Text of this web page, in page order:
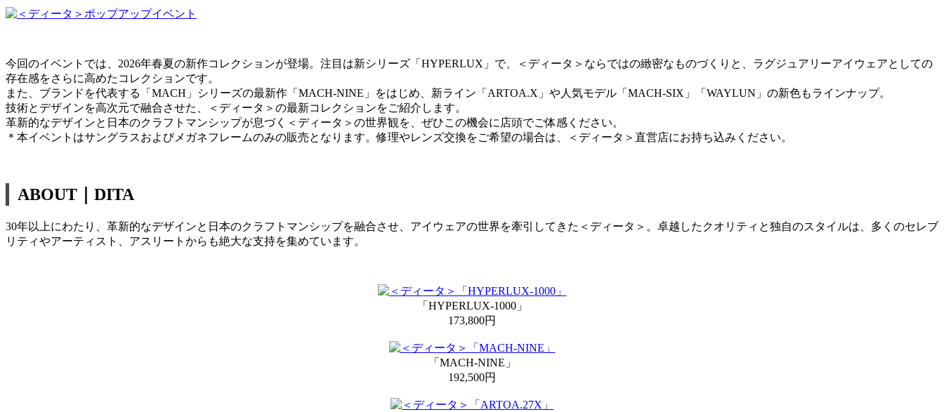
今回のイベントでは、2026年春夏の新作コレクションが登場。注目は新シリーズ「HYPERLUX」で、＜ディータ＞ならではの緻密なものづくりと、ラグジュアリーアイウェアとしての
存在感をさらに高めたコレクションです。
また、ブランドを代表する「MACH」シリーズの最新作「MACH-NINE」をはじめ、新ライン「ARTOA.X」や人気モデル「MACH-SIX」「WAYLUN」の新色もラインナップ。
技術とデザインを高次元で融合させた、＜ディータ＞の最新コレクションをご紹介します。
革新的なデザインと日本のクラフトマンシップが息づく＜ディータ＞の世界観を、ぜひこの機会に店頭でご体感ください。
＊本イベントはサングラスおよびメガネフレームのみの販売となります。修理やレンズ交換をご希望の場合は、＜ディータ＞直営店にお持ち込みください。
ABOUT｜DITA
30年以上にわたり、革新的なデザインと日本のクラフトマンシップを融合させ、アイウェアの世界を牽引してきた＜ディータ＞。卓越したクオリティと独自のスタイルは、多くのセレブ
リティやアーティスト、アスリートからも絶大な支持を集めています。
「HYPERLUX-1000」
173,800円
「MACH-NINE」
192,500円